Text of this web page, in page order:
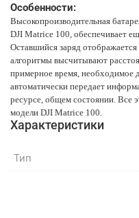
Особенности:
Высокопроизводительная
DJI Matrice 100, обеспечивает
Оставшийся заряд
алгоритмы высчитывают
примерное время, необходимое
автоматически передает
ресурсе, общем состоянии. Все
модели DJI Matrice 100.
Характеристики
Тип